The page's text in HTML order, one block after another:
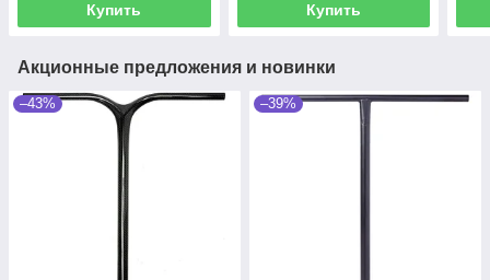
Купить Купить
Акционные предложения и новинки
–43% –39%